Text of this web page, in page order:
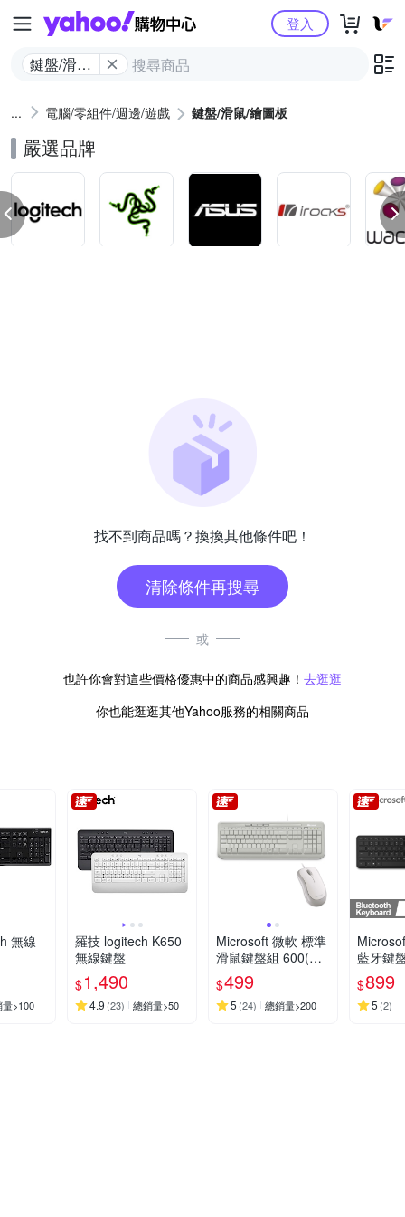
Yahoo購物中心
鍵盤/滑鼠/
登入
電腦/零組件/週邊/遊戲 鍵盤/滑鼠/繪圖板
嚴選品牌
找不到商品嗎？換換其他條件吧！
清除條件再搜尋
或
也許你會對這些價格優惠中的商品感興趣！ 去逛逛
你也能逛逛其他Yahoo服務的相關商品
無線
>100
羅技 logitech K650
無線鍵盤
$1,490
4.9 (23) 總銷量>50
Microsoft 微軟 標準
滑鼠鍵盤組 600(白
色)
$499
5 (24) 總銷量>200
藍牙鍵
$899
5 (2)